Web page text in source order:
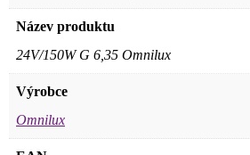
Název produktu
24V/150W G 6,35 Omnilux
Výrobce
Omnilux